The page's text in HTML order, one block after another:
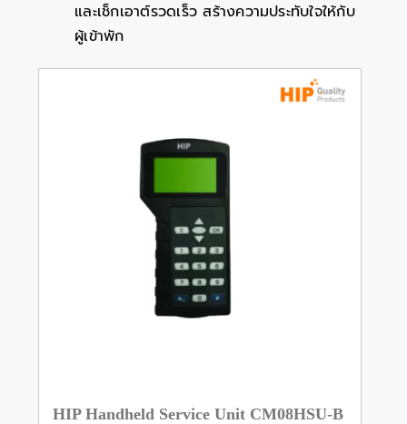
และเช็กเอาต์รวดเร็ว สร้างความประทับใจให้กับ
ผู้เข้าพัก
HIP Handheld Service Unit CM08HSU-B